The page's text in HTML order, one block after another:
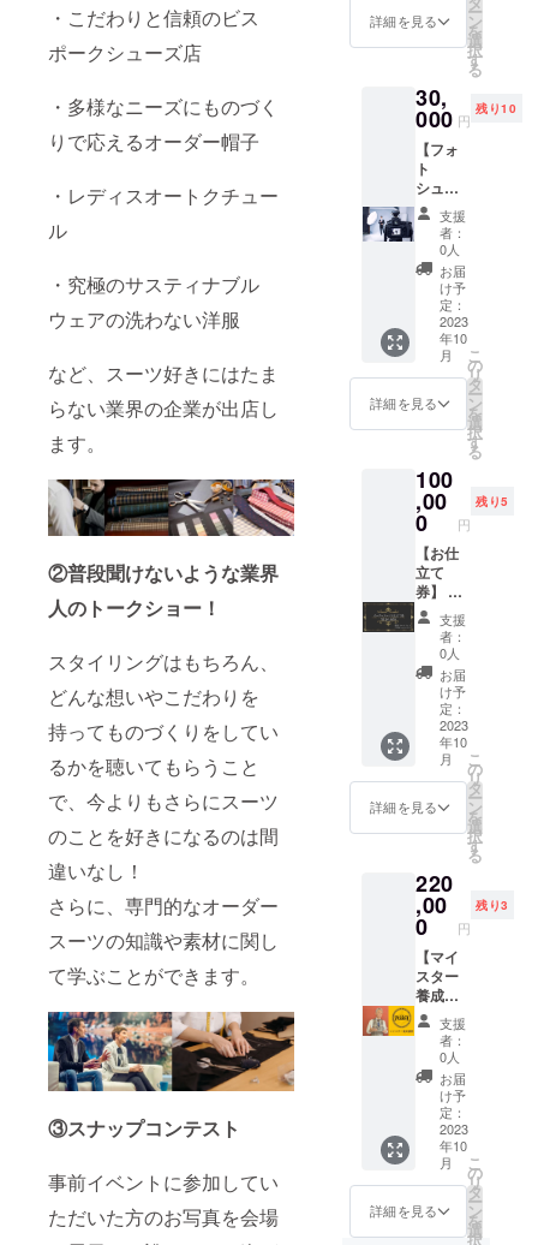
・こだわりと信頼のビス
ポークシューズ店
・多様なニーズにものづく
りで応えるオーダー帽子
・レディスオートクチュー
ル
・究極のサスティナブル
ウェアの洗わない洋服
など、スーツ好きにはたま
らない業界の企業が出店し
ます。
②普段聞けないような業界
人のトークショー！
スタイリングはもちろん、
どんな想いやこだわりを
持ってものづくりをしてい
るかを聴いてもらうこと
で、今よりもさらにスーツ
のことを好きになるのは間
違いなし！
さらに、専門的なオーダー
スーツの知識や素材に関し
て学ぶことができます。
③スナップコンテスト
事前イベントに参加してい
ただいた方のお写真を会場
のドッ
ト柄。
よく見
リンボ
ン柄も
重なっ
てお
り、奥
深い印
象を与
えてく
れま
す。ど
んな色
のスー
ツにも
合うた
め、ひ
とまず
一本は
持って
おきた
タイで
す。 ③
水色
ストラ
イプ柄
爽やか
で発色
のいい
水色が
胸元か
ら清潔
感を与
えてく
れま
す。ス
トライ
プがネ
イビー
のた
め、爽
中にき
りっと
引き締
めを与
えてく
れま
す。爽
やかさ
と知性
を兼ね
備えた
色味の
ネクタ
イにな
りま
す。 ④
エン
ジ 小
紋柄 落
ACTIVE
える
ニュー
ジーラ
ンドメ
リノ
ウー
ル。同
素材は
NASA
にも採
用され
ている
そうで
す！！
です。
日時は
後日相
え決め
たいと
思いま
す。 10
月3日
or4日の
うちい
ずれ
か。 ※
先着順
です。
事前に
講演内
容を提
出して
いただ
き、東
旨に反
する内
容の場
合はお
断りさ
せてい
ただき
ます。
その際
は支援
金を全
額お返
しいた
しま
す。
（手数
料は支
援者負
2023年
10月4日
まで。
詳細を見る ー
ン
を
選
択
す
る
30,
000 円
残り10
【フォ
ト
シュー
ティン
グ】 事
前イベ
ントと
して開
催する
スーツ
ウォー
クにて
プロの
カメラ
マンが
あなた
しま
す。
（デー
タのみ
のお渡
し） 日
時10月1
日14時
丸の内
集合 ※
詳細は
後日ご
連絡さ
せてい
ただき
ます。
支援
者：
0人
お届
け予
定：
2023
年10
月
詳細を見る
こ
の
リ
タ
ー
ン
を
選
択
す
る
100
,00
0 円
残り5
【お仕
立て
券】 東
京スー
ツフェ
スに出
店して
いる
オー
ダー
スーツ
店で使
える12
万円分
のお仕
立て券
※有効期
限は
2023年
11月4日
まで。
本券の
ご利用
に際し
て、つ
り銭は
ご容赦
いただ
いてお
りま
す。つ
きまし
ては、
額面金
額以上
支援
者：
0人
お届
け予
定：
2023
年10
月
詳細を見る
こ
の
リ
タ
ー
ン
を
選
択
す
る
220
,00
0 円
残り3
【マイ
スター
養成講
座】
オー
ダー
スーツ
歴40
年/30,0
00着を
作った
レジェ
ンド
フィッ
ター"ア
支援
者：
0人
お届
け予
定：
2023
年10
月
詳細を見る
こ
の
リ
タ
ー
ン
を
選
択